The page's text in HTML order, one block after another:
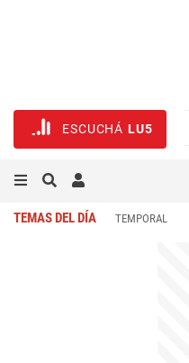
ESCUCHÁ LU5
TEMAS DEL DÍA TEMPORAL